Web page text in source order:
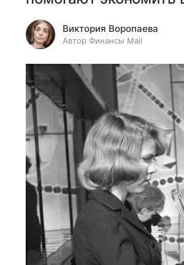
Виктория Воропаева
Автор Финансы Mail